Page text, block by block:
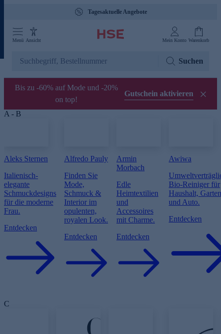
Tagesaktuelle Angebote
Menü Ansicht Mein Konto Warenkorb
Suchen
Bis zu -60% auf Mode und -20%
on top!
Gutschein aktivieren
A - B
Aleks Sternen
Italienisch-
elegante
Schmuckdesigns
für die moderne
Frau.
Entdecken
Alfredo Pauly
Finden Sie
Mode,
Schmuck &
Interior im
opulenten,
royalen Look.
Entdecken
Armin
Morbach
Edle
Heimtextilien
und
Accessoires
mit Charme.
Entdecken
Awiwa
Bio-Reiniger für
Haushalt, Garten
und Auto.
Entdecken
C